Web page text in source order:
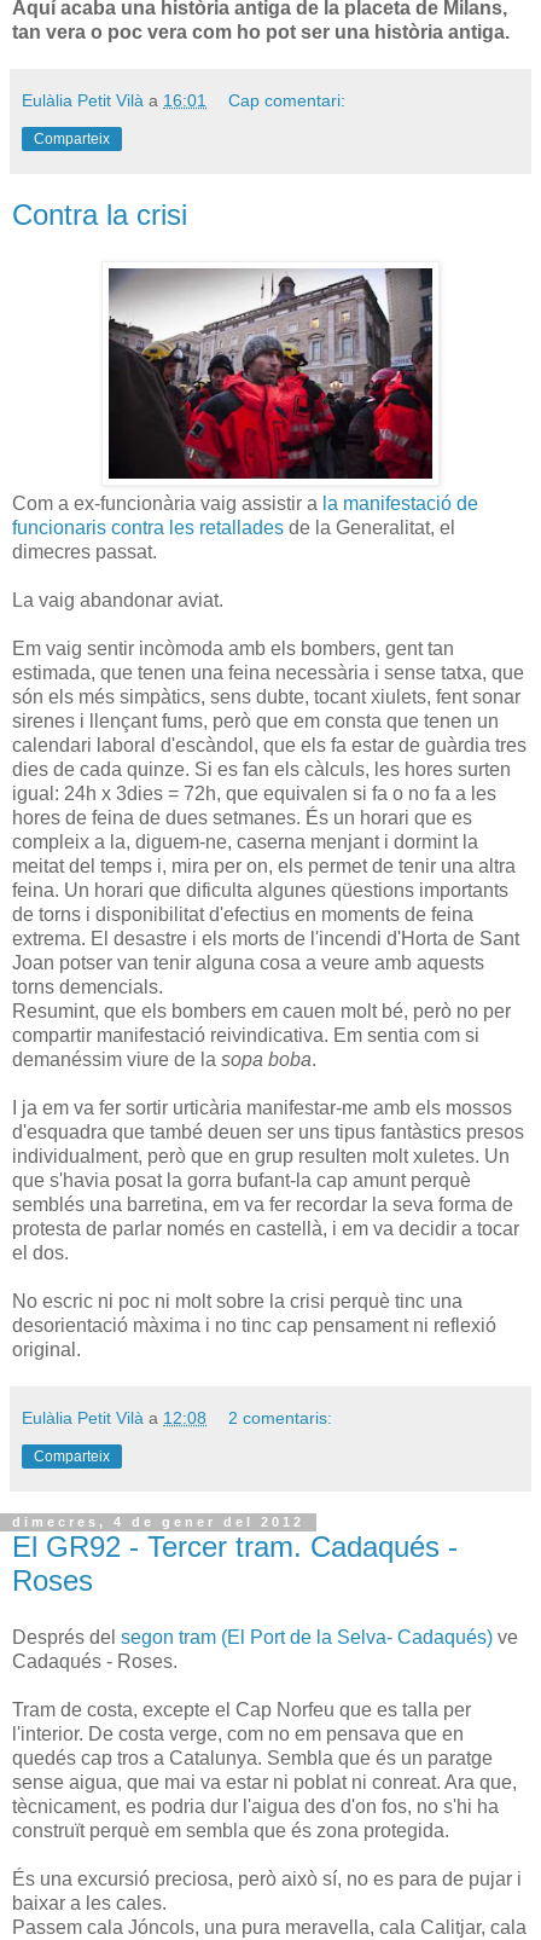
Aquí acaba una història antiga de la placeta de Milans,
tan vera o poc vera com ho pot ser una història antiga.
Eulàlia Petit Vilà a 16:01 Cap comentari:
Comparteix
Contra la crisi
Com a ex-funcionària vaig assistir a la manifestació de
funcionaris contra les retallades de la Generalitat, el
dimecres passat.
La vaig abandonar aviat.
Em vaig sentir incòmoda amb els bombers, gent tan
estimada, que tenen una feina necessària i sense tatxa, que
són els més simpàtics, sens dubte, tocant xiulets, fent sonar
sirenes i llençant fums, però que em consta que tenen un
calendari laboral d'escàndol, que els fa estar de guàrdia tres
dies de cada quinze. Si es fan els càlculs, les hores surten
igual: 24h x 3dies = 72h, que equivalen si fa o no fa a les
hores de feina de dues setmanes. És un horari que es
compleix a la, diguem-ne, caserna menjant i dormint la
meitat del temps i, mira per on, els permet de tenir una altra
feina. Un horari que dificulta algunes qüestions importants
de torns i disponibilitat d'efectius en moments de feina
extrema. El desastre i els morts de l'incendi d'Horta de Sant
Joan potser van tenir alguna cosa a veure amb aquests
torns demencials.
Resumint, que els bombers em cauen molt bé, però no per
compartir manifestació reivindicativa. Em sentia com si
demanéssim viure de la sopa boba.
I ja em va fer sortir urticària manifestar-me amb els mossos
d'esquadra que també deuen ser uns tipus fantàstics presos
individualment, però que en grup resulten molt xuletes. Un
que s'havia posat la gorra bufant-la cap amunt perquè
semblés una barretina, em va fer recordar la seva forma de
protesta de parlar només en castellà, i em va decidir a tocar
el dos.
No escric ni poc ni molt sobre la crisi perquè tinc una
desorientació màxima i no tinc cap pensament ni reflexió
original.
Eulàlia Petit Vilà a 12:08 2 comentaris:
Comparteix
dimecres, 4 de gener del 2012
El GR92 - Tercer tram. Cadaqués -
Roses
Després del segon tram (El Port de la Selva- Cadaqués) ve
Cadaqués - Roses.
Tram de costa, excepte el Cap Norfeu que es talla per
l'interior. De costa verge, com no em pensava que en
quedés cap tros a Catalunya. Sembla que és un paratge
sense aigua, que mai va estar ni poblat ni conreat. Ara que,
tècnicament, es podria dur l'aigua des d'on fos, no s'hi ha
construït perquè em sembla que és zona protegida.
És una excursió preciosa, però això sí, no es para de pujar i
baixar a les cales.
Passem cala Jóncols, una pura meravella, cala Calitjar, cala